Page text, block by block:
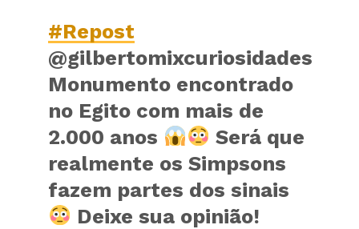
#Repost
@gilbertomixcuriosidades
Monumento encontrado
no Egito com mais de
2.000 anos
Será que
realmente os Simpsons
fazem partes dos sinais
Deixe sua opinião!